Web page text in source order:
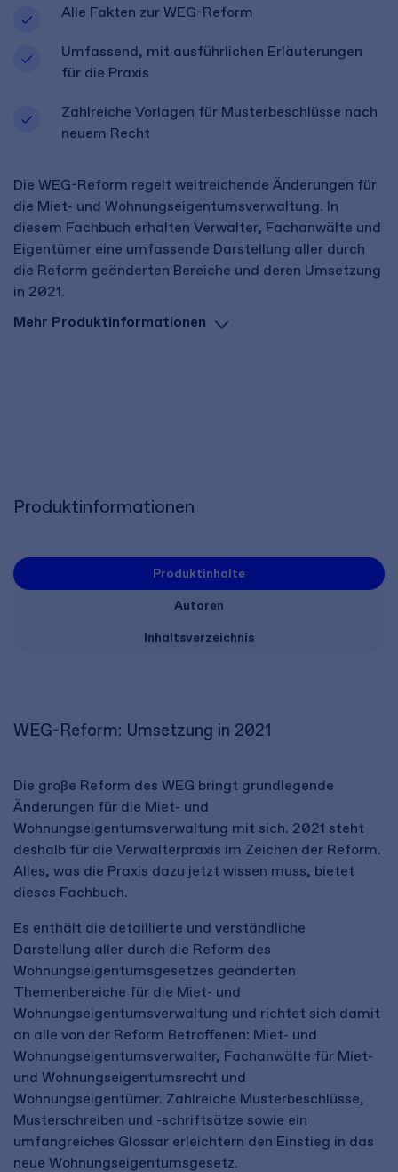
Alle Fakten zur WEG-Reform
Umfassend, mit ausführlichen Erläuterungen
für die Praxis
Zahlreiche Vorlagen für Musterbeschlüsse nach
neuem Recht
Die WEG-Reform regelt weitreichende Änderungen für
die Miet- und Wohnungseigentumsverwaltung. In
diesem Fachbuch erhalten Verwalter, Fachanwälte und
Eigentümer eine umfassende Darstellung aller durch
die Reform geänderten Bereiche und deren Umsetzung
in 2021.
Mehr Produktinformationen
Produktinformationen
Produktinhalte
Autoren
Inhaltsverzeichnis
WEG-Reform: Umsetzung in 2021
Die große Reform des WEG bringt grundlegende
Änderungen für die Miet- und
Wohnungseigentumsverwaltung mit sich. 2021 steht
deshalb für die Verwalterpraxis im Zeichen der Reform.
Alles, was die Praxis dazu jetzt wissen muss, bietet
dieses Fachbuch.
Es enthält die detaillierte und verständliche
Darstellung aller durch die Reform des
Wohnungseigentumsgesetzes geänderten
Themenbereiche für die Miet- und
Wohnungseigentumsverwaltung und richtet sich damit
an alle von der Reform Betroffenen: Miet- und
Wohnungseigentumsverwalter, Fachanwälte für Miet-
und Wohnungseigentumsrecht und
Wohnungseigentümer. Zahlreiche Musterbeschlüsse,
Musterschreiben und -schriftsätze sowie ein
umfangreiches Glossar erleichtern den Einstieg in das
neue Wohnungseigentumsgesetz.